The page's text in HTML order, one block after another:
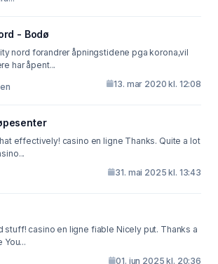
- Bodø
nord forandrer åpningstidene pga korona,vil
har åpent...
13. mar 2020 kl. 12:08
effectively! casino en ligne Thanks. Quite a lot
31. mai 2025 kl. 13:43
stuff! casino en ligne fiable Nicely put. Thanks a
You...
01. jun 2025 kl. 20:36